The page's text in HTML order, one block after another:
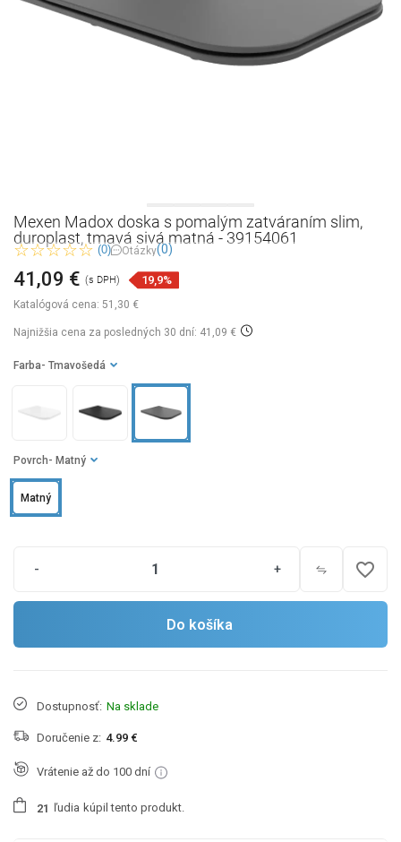
Mexen Madox doska s pomalým zatváraním slim,
duroplast, tmavá sivá matná - 39154061
(0) Otázky(0)
Katalógová cena: 51,30 €
41,09 € (s DPH) 19,9%
Najnižšia cena za posledných 30 dní: 41,09 €
Farba - Tmavošedá
Povrch - Matný
Matný
- + favorite_border
Do košíka
Dostupnosť: Na sklade
Doručenie z: 4.99 €
Vrátenie až do 100 dní
21 ľudia kúpil tento produkt.